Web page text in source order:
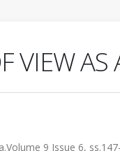
VIEW
9 Issue 6,